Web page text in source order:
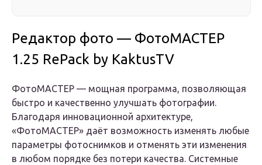
Редактор фото — ФотоМАСТЕР
1.25 RePack by KaktusTV
ФотоМАСТЕР — мощная программа, позволяющая
быстро и качественно улучшать фотографии.
Благодаря инновационной архитектуре,
«ФотоМАСТЕР» даёт возможность изменять любые
параметры фотоснимков и отменять эти изменения
в любом порядке без потери качества. Системные